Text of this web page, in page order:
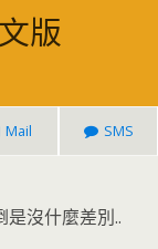
版
Mail SMS
沒什麼差別..